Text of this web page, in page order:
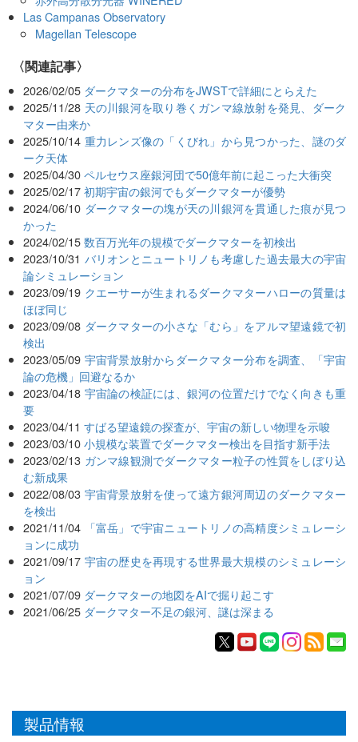
Las Campanas Observatory
Magellan Telescope
関連記事
2026/02/05 ダークマターの分布をJWSTで詳細にとらえた
2025/11/28 天の川銀河を取り巻くガンマ線放射を発見、ダーク
マター由来か
2025/10/14 重力レンズ像の「くびれ」から見つかった、謎のダ
ーク天体
2025/04/30 ペルセウス座銀河団で50億年前に起こった大衝突
2025/02/17 初期宇宙の銀河でもダークマターが優勢
2024/06/10 ダークマターの塊が天の川銀河を貫通した痕が見つ
かった
2024/02/15 数百万光年の規模でダークマターを初検出
2023/10/31 バリオンとニュートリノも考慮した過去最大の宇宙
論シミュレーション
2023/09/19 クエーサーが生まれるダークマターハローの質量は
ほぼ同じ
2023/09/08 ダークマターの小さな「むら」をアルマ望遠鏡で初
検出
2023/05/09 宇宙背景放射からダークマター分布を調査、「宇宙
論の危機」回避なるか
2023/04/18 宇宙論の検証には、銀河の位置だけでなく向きも重
要
2023/04/11 すばる望遠鏡の探査が、宇宙の新しい物理を示唆
2023/03/10 小規模な装置でダークマター検出を目指す新手法
2023/02/13 ガンマ線観測でダークマター粒子の性質をしぼり込
む新成果
2022/08/03 宇宙背景放射を使って遠方銀河周辺のダークマター
を検出
2021/11/04
「富岳」で宇宙ニュートリノの高精度シミュレーシ
ョンに成功
2021/09/17 宇宙の歴史を再現する世界最大規模のシミュレーシ
ョン
2021/07/09 ダークマターの地図をAIで掘り起こす
2021/06/25 ダークマター不足の銀河、謎は深まる
製品情報